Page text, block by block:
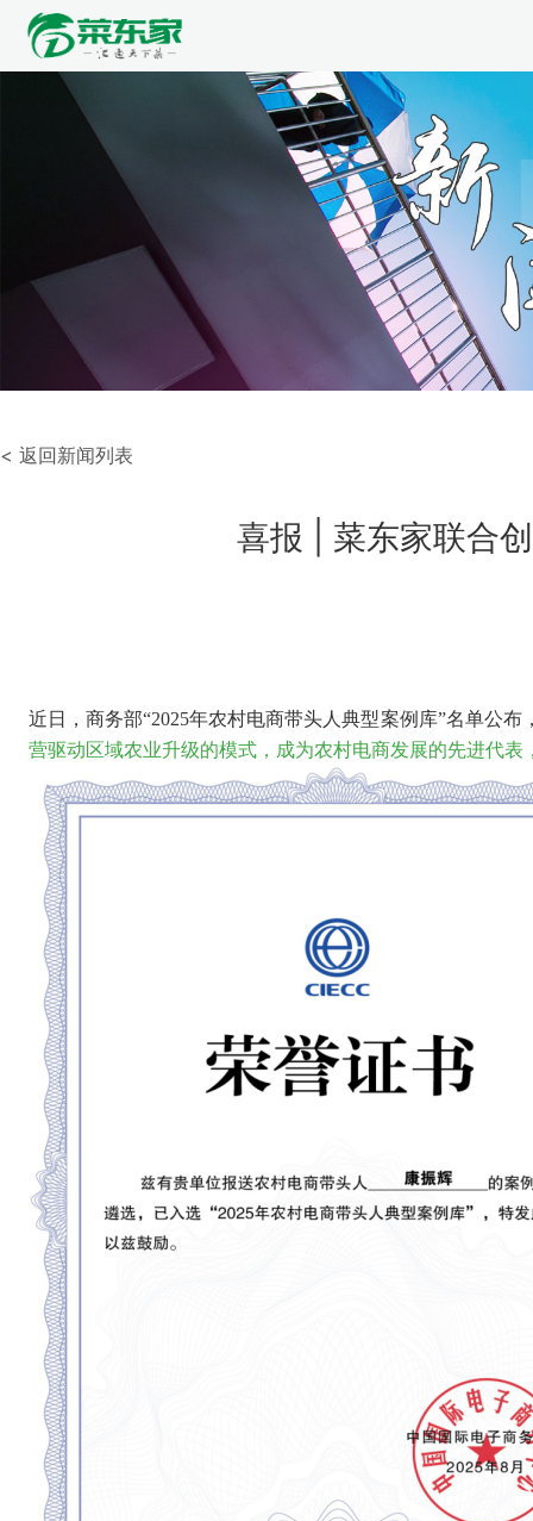
< 返回新闻列表
喜报 | 菜东家联合
近日，商务部“2025年农村电商带头人典型案例库”名单公
营驱动区域农业升级的模式，成为农村电商发展的先进代表